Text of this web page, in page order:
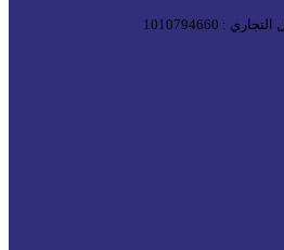
: 1010794660